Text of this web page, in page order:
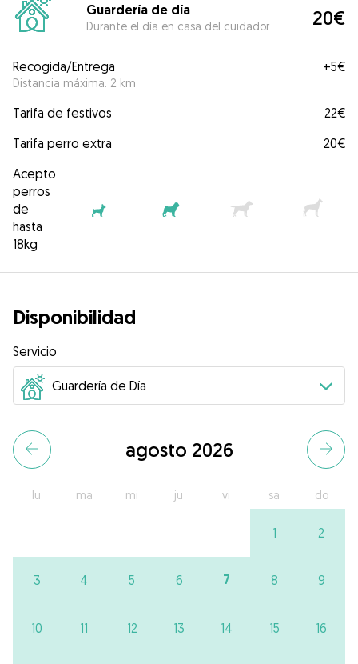
Guardería de día
Durante el día en casa del cuidador 20€
Recogida/Entrega
Distancia máxima: 2 km
+5€
Tarifa de festivos
22€
Tarifa perro extra
20€
Acepto
perros
de
hasta
18kg
Disponibilidad
Servicio
agosto 2026
lu ma mi ju vi sa do
1 2
3 4 5 6 7 8 9
10 11 12 13 14 15 16